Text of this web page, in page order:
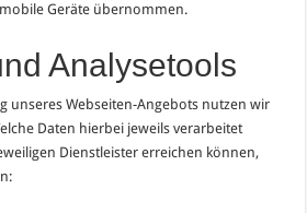
Geräte übernommen.
Analysetools
unseres Webseiten-Angebots nutzen wir
Daten hierbei jeweils verarbeitet
Dienstleister erreichen können,